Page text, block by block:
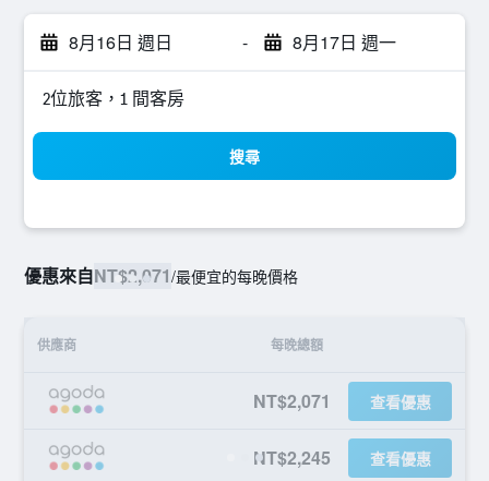
8月16日 週日 - 8月17日 週一
2位旅客，1 間客房
搜尋
優惠來自NT$2,071/最便宜的每晚價格
供應商 每晚總額
NT$2,071 查看優惠
NT$2,245 查看優惠